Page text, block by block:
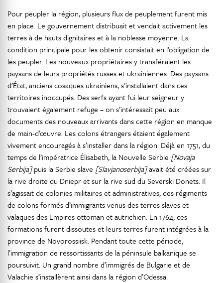
Pour peupler la région, plusieurs flux de peuplement furent mis
en place. Le gouvernement distribuait et vendait activement les
terres à de hauts dignitaires et à la noblesse moyenne. La
condition principale pour les obtenir consistait en l’obligation de
les peupler. Les nouveaux propriétaires y transféraient les
paysans de leurs propriétés russes et ukrainiennes. Des paysans
d’État, anciens cosaques ukrainiens, s’installaient dans ces
territoires inoccupés. Des serfs ayant fui leur seigneur y
trouvaient également refuge – on s’intéressait peu aux
documents des nouveaux arrivants dans cette région en manque
de main-d’œuvre. Les colons étrangers étaient également
vivement encouragés à s’installer dans la région. Déjà en 1751, du
temps de l’impératrice Élisabeth, la Nouvelle Serbie [Novaja
Serbija]puis la Serbie slave [Slavjanoserbija]avait été créées sur
la rive droite du Dniepr et sur la rive sud du Severski Donets. Il
s’agissait de colonies militaires et administratives, des régiments
de colons formés d’immigrants venus des terres slaves et
valaques des Empires ottoman et autrichien. En 1764, ces
formations furent dissoutes et leurs terres furent intégrées à la
province de Novorossiisk. Pendant toute cette période,
l’immigration de ressortissants de la péninsule balkanique se
poursuivit. Un grand nombre d’immigrés de Bulgarie et de
Valachie s’installèrent ainsi dans la région d’Odessa.